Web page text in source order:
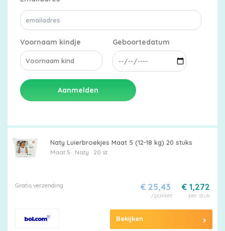
Voornaam kindje Geboortedatum
Aanmelden
Naty Luierbroekjes Maat 5 (12-18 kg) 20 stuks
Maat 5 Naty 20 st
Gratis verzending € 1,272
per stuk
€ 25,43
/pakket
Bekijken